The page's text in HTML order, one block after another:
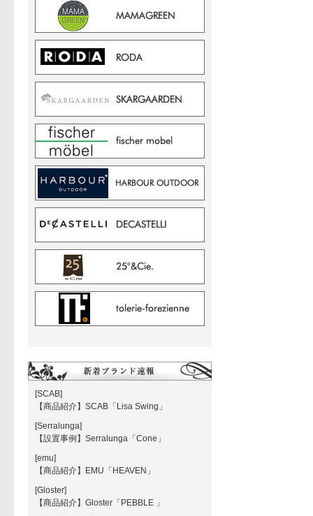
[SCAB]
【商品紹介】SCAB「Lisa Swing」
[Serralunga]
【設置事例】Serralunga「Cone」
[emu]
【商品紹介】EMU「HEAVEN」
[Gloster]
【商品紹介】Gloster「PEBBLE 」